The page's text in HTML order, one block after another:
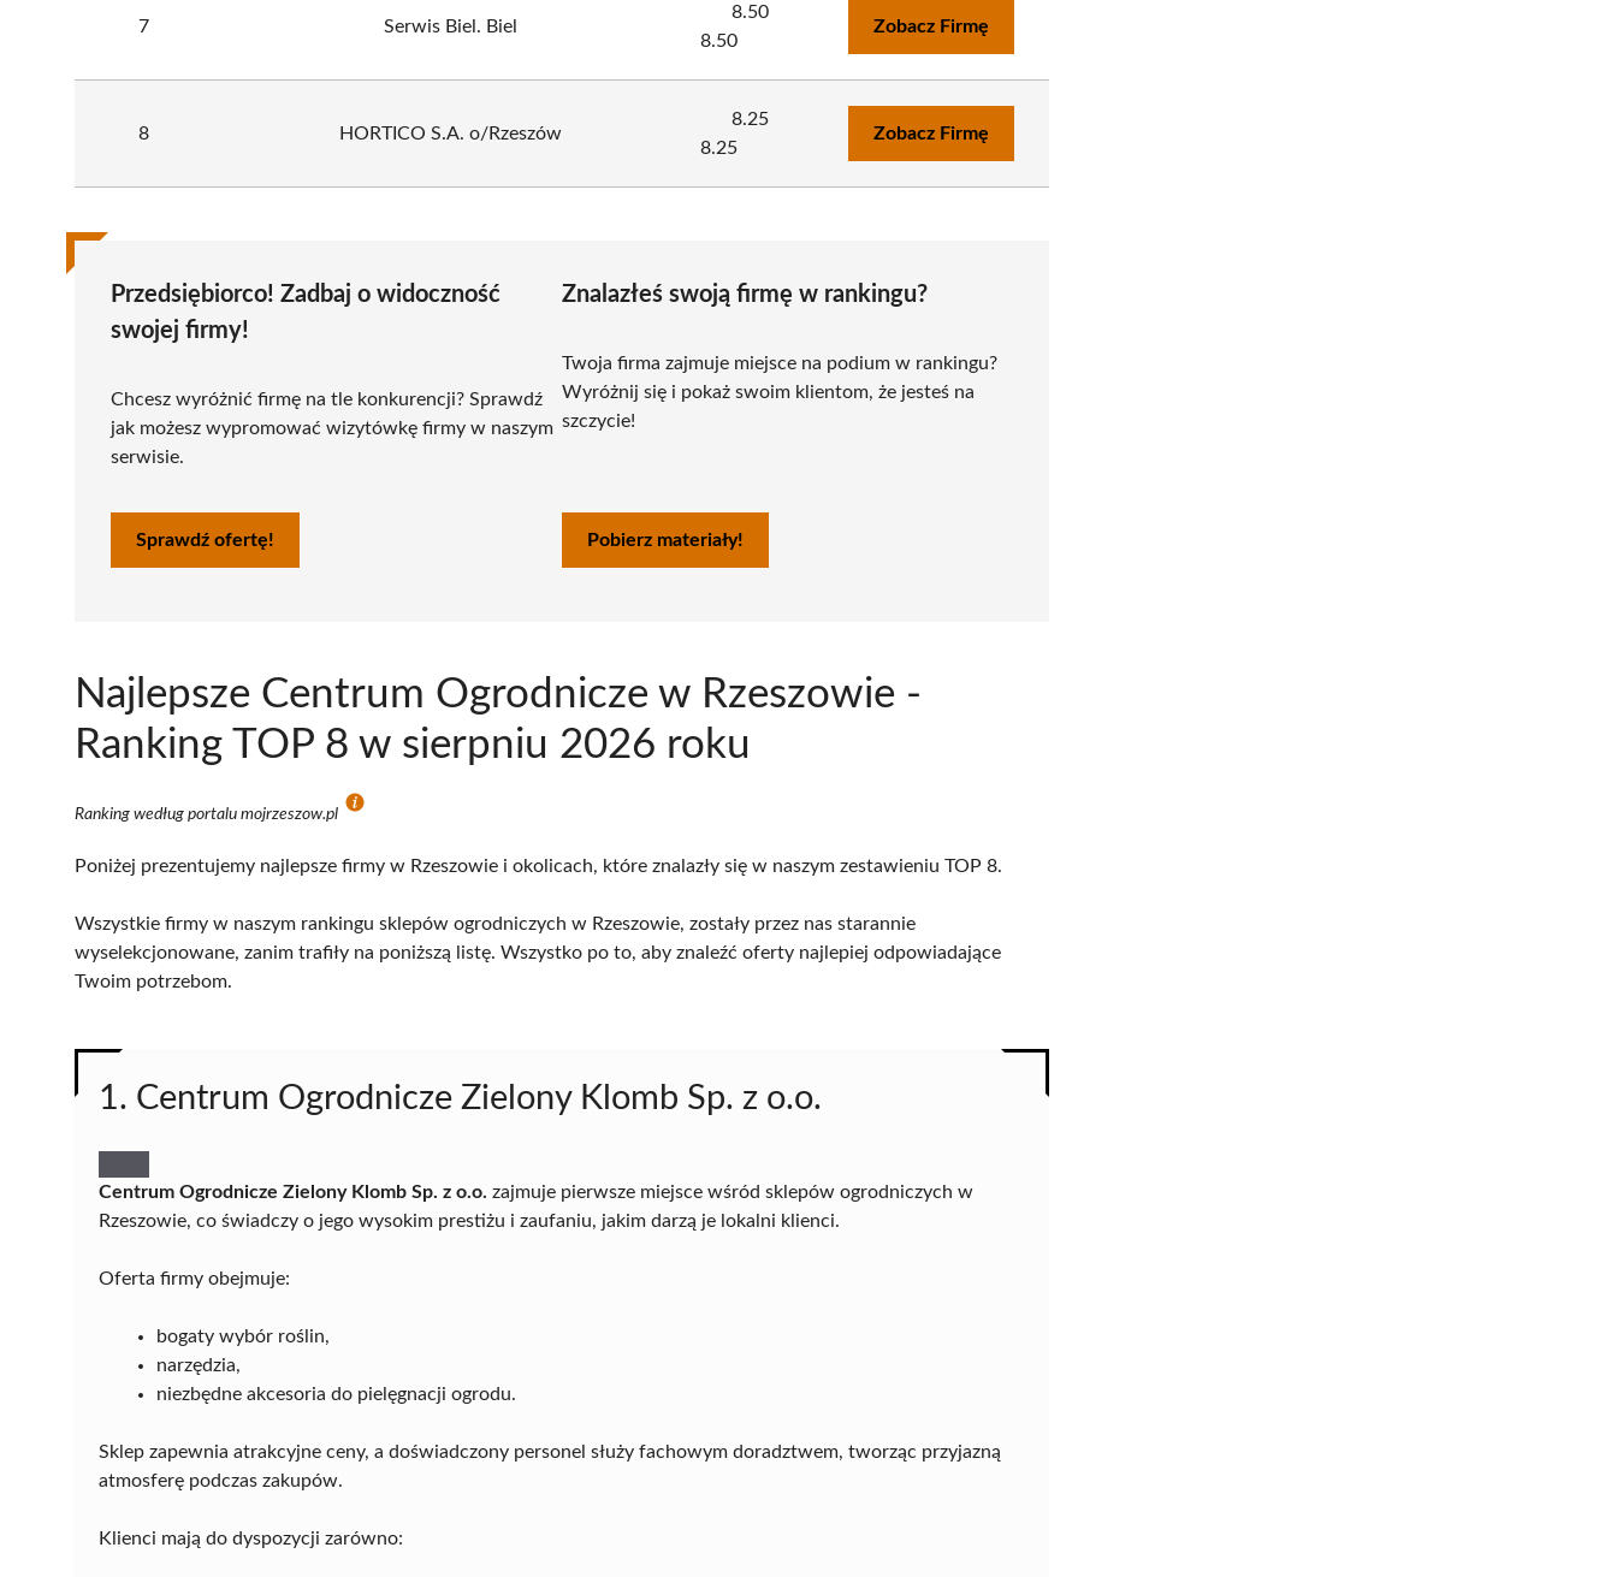
7 Serwis Biel. Biel
8.50
8.50
Zobacz Firmę
8 HORTICO S.A. o/Rzeszów
8.25
8.25
Zobacz Firmę
Przedsiębiorco! Zadbaj o widoczność
swojej firmy!
Chcesz wyróżnić firmę na tle konkurencji? Sprawdź
jak możesz wypromować wizytówkę firmy w naszym
serwisie.
Sprawdź ofertę!
Znalazłeś swoją firmę w rankingu?
Twoja firma zajmuje miejsce na podium w rankingu?
Wyróżnij się i pokaż swoim klientom, że jesteś na
szczycie!
Pobierz materiały!
Najlepsze Centrum Ogrodnicze w Rzeszowie -
Ranking TOP 8 w sierpniu 2026 roku
Ranking według portalu mojrzeszow.pl
Poniżej prezentujemy najlepsze firmy w Rzeszowie i okolicach, które znalazły się w naszym zestawieniu TOP 8.
Wszystkie firmy w naszym rankingu sklepów ogrodniczych w Rzeszowie, zostały przez nas starannie
wyselekcjonowane, zanim trafiły na poniższą listę. Wszystko po to, aby znaleźć oferty najlepiej odpowiadające
Twoim potrzebom.
1. Centrum Ogrodnicze Zielony Klomb Sp. z o.o.
Centrum Ogrodnicze Zielony Klomb Sp. z o.o. zajmuje pierwsze miejsce wśród sklepów ogrodniczych w
Rzeszowie, co świadczy o jego wysokim prestiżu i zaufaniu, jakim darzą je lokalni klienci.
Oferta firmy obejmuje:
bogaty wybór roślin,
narzędzia,
niezbędne akcesoria do pielęgnacji ogrodu.
Sklep zapewnia atrakcyjne ceny, a doświadczony personel służy fachowym doradztwem, tworząc przyjazną
atmosferę podczas zakupów.
Klienci mają do dyspozycji zarówno: